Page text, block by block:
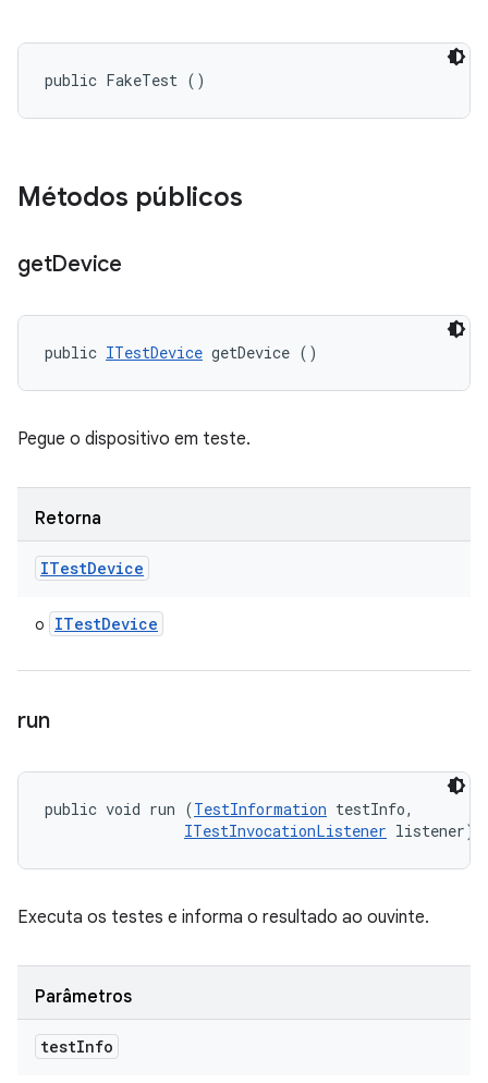
public FakeTest ()
Métodos públicos
getDevice
public ITestDevice getDevice ()
Pegue o dispositivo em teste.
Retorna
ITestDevice
o ITestDevice
run
public void run (TestInformation testInfo,
ITestInvocationListener listener)
Executa os testes e informa o resultado ao ouvinte.
Parâmetros
testInfo